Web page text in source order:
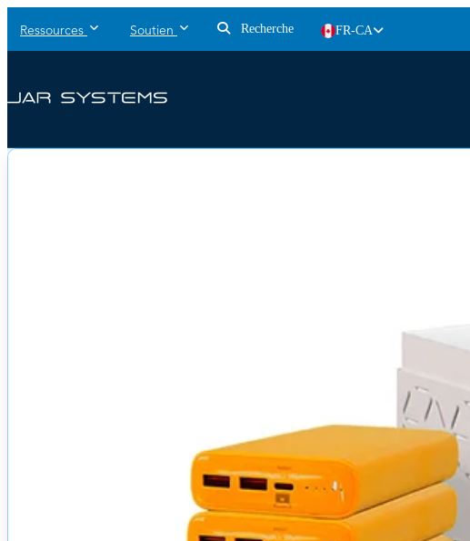
Ressources Soutien Recherche FR-CA